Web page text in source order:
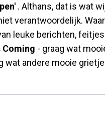
. Althans, dat is wat
verantwoordelijk.
leuke berichten,
Coming - graag wat
wat andere mooie